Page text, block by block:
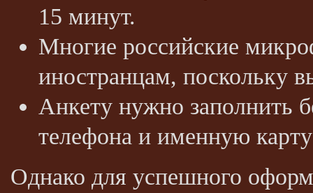
15 минут.
Многие российские
иностранцам, поскольку
Анкету нужно заполнить
телефона и именную
Однако для успешного